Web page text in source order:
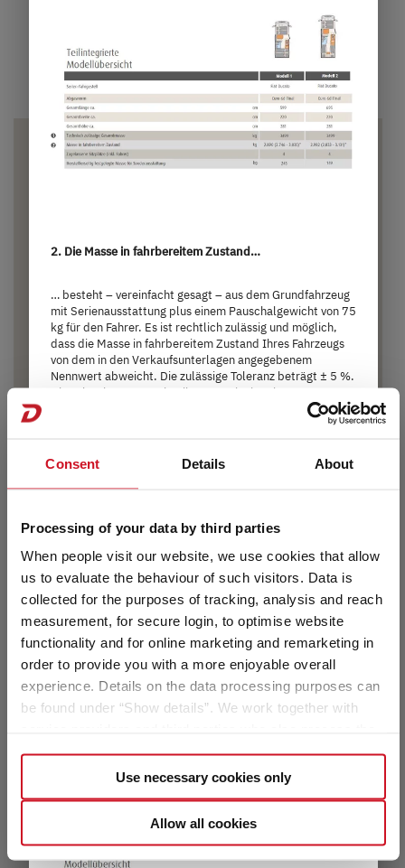
Consent Details About
Processing of your data by third parties
When people visit our website, we use cookies that allow
us to evaluate the behaviour of such visitors. Data is
collected for the purposes of tracking, analysis and reach
measurement, for secure login, to optimise website
functionality and for online marketing and remarketing in
order to provide you with a more enjoyable overall
experience. Details on the data processing purposes can
be found under “Show details”. We work together with
data for their own purposes and merge it with other data if
necessary. If you click the “Allow cookies” button or
select individual cookies in the detailed view, you provide
your consent to the processing of your data for the
and not required to use our website. You can view your
Allow all cookies
Use necessary cookies only
I 7057 EBL
120.290,– € 4 Personen
Schlafplätze
7,4 m
Ausgewählt
2. Die Masse in fahrbereitem Zustand…
… besteht – vereinfacht gesagt – aus dem Grundfahrzeug
mit Serienausstattung plus einem Pauschalgewicht von 75
kg für den Fahrer. Es ist rechtlich zulässig und möglich,
dass die Masse in fahrbereitem Zustand Ihres Fahrzeugs
von dem in den Verkaufsunterlagen angegebenem
Nennwert abweicht. Die zulässige Toleranz beträgt ± 5 %.
Die zulässige Spanne in Kilogramm ist im Klammerzusatz
hinter der Masse in fahrbereitem Zustand angegeben.
Fahrzeug am Bandende und teilt Ihrem Handelspartner
das Wiegeergebnis Ihres Fahrzeugs zur Weitergabe an Sie
mit. DetaillierteErläuterungen zur Masse in fahrbereitem
3. Die zugelassenen Sitzplätze (einschließlich Fahrer)…
… werden vom Hersteller im sogenannten
Typgenehmigungsverfahren festgelegt. Dadurch ergibt
sich die sogenannte Masse der Mitfahrer. Hierfür wird mit
einem Pauschalgewicht von 75 kg pro Fahrgast (ohne
Fahrer) gerechnet.
Detaillierte Erläuterungen zur Masse
der Mitfahrer finden Sie im Abschnitt „ Rechtliche